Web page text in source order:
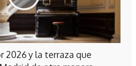
2026 y la terraza que